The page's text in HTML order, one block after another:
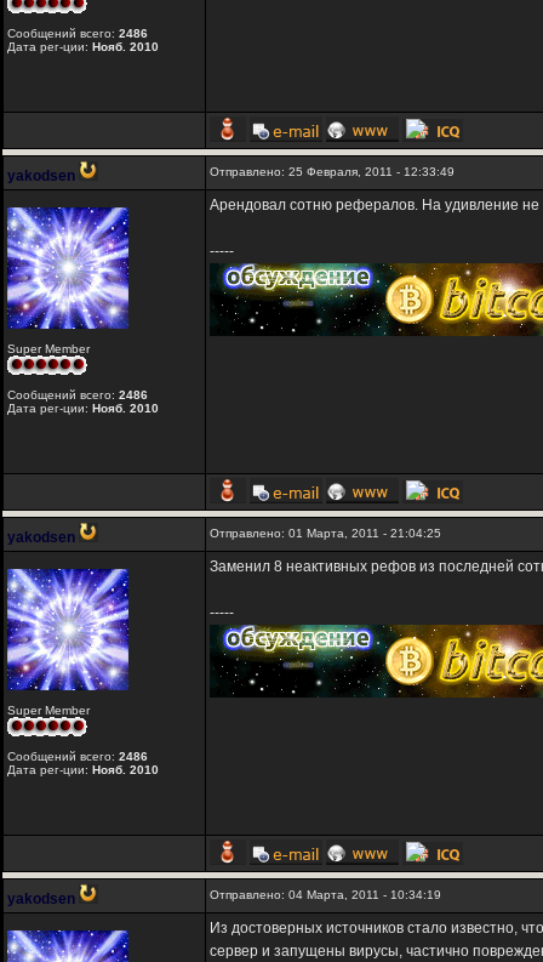
Сообщений всего: 2486
Дата рег-ции: Нояб. 2010
yakodsen Отправлено: 25 Февраля, 2011 - 12:33:49
Super Member
Сообщений всего: 2486
Дата рег-ции: Нояб. 2010
Арендовал сотню рефералов. На удивление
-----
yakodsen Отправлено: 01 Марта, 2011 - 21:04:25
Super Member
Сообщений всего: 2486
Дата рег-ции: Нояб. 2010
Заменил 8 неактивных рефов из последней
-----
yakodsen Отправлено: 04 Марта, 2011 - 10:34:19
Из достоверных источников стало известно,
сервер и запущены вирусы, частично